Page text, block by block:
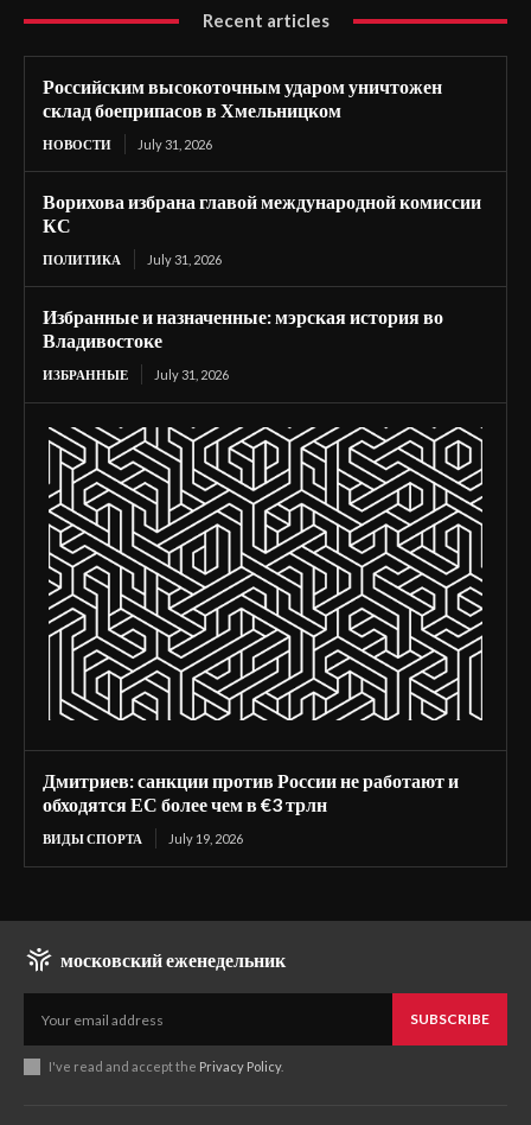
Recent articles
Российским высокоточным ударом уничтожен
склад боеприпасов в Хмельницком
НОВОСТИ July 31, 2026
Ворихова избрана главой международной комиссии
КС
ПОЛИТИКА July 31, 2026
Избранные и назначенные: мэрская история во
Владивостоке
ИЗБРАННЫЕ July 31, 2026
Дмитриев: санкции против России не работают и
обходятся ЕС более чем в €3 трлн
ВИДЫ СПОРТА July 19, 2026
московский еженедельник
SUBSCRIBE
I've read and accept the Privacy Policy.